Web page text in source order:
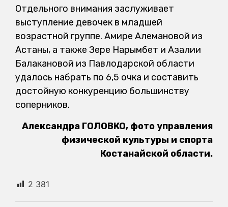
Отдельного внимания заслуживает
выступление девочек в младшей
возрастной группе. Амире Алемановой из
Астаны, а также Зере Нарымбет и Азалии
Балакановой из Павлодарской области
удалось набрать по 6,5 очка и составить
достойную конкуренцию большинству
соперников.
Александра ГОЛОВКО, фото управления
физической культуры и спорта
Костанайской области.
2 381